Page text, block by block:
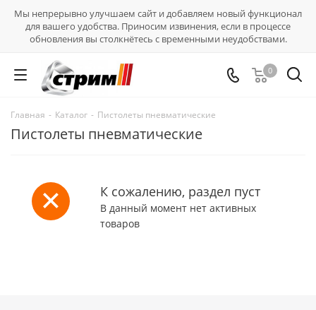
Мы непрерывно улучшаем сайт и добавляем новый функционал
для вашего удобства. Приносим извинения, если в процессе
обновления вы столкнётесь с временными неудобствами.
0
Главная - Каталог - Пистолеты пневматические
Пистолеты пневматические
К сожалению, раздел пуст
В данный момент нет активных
товаров